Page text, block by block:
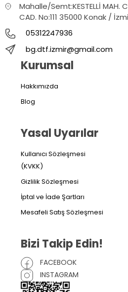
Mahalle/Semt:KESTELLİ MAH.
CAD. No:111 35000 Konak /
05312247936
bg.dtf.izmir@gmail.com
Kurumsal
Hakkımızda
Blog
Yasal Uyarılar
Kullanıcı Sözleşmesi
(KVKK)
Gizlilik Sözleşmesi
İptal ve İade Şartları
Mesafeli Satış Sözleşmesi
Bizi Takip Edin!
FACEBOOK
INSTAGRAM